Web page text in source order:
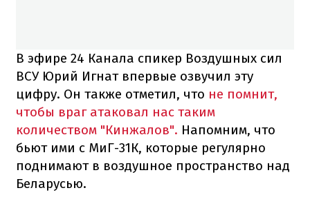
В эфире 24 Канала спикер Воздушных сил
ВСУ Юрий Игнат впервые озвучил эту
цифру. Он также отметил, что не помнит,
чтобы враг атаковал нас таким
количеством "Кинжалов". Напомним, что
бьют ими с МиГ-31К, которые регулярно
поднимают в воздушное пространство над
Беларусью.